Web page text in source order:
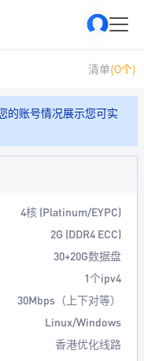
清单(0个)
的账号情况展示您可实
4核 (Platinum/EYPC)
2G (DDR4 ECC)
30+20G数据盘
1个ipv4
30Mbps（上下对等）
Linux/Windows
香港优化线路